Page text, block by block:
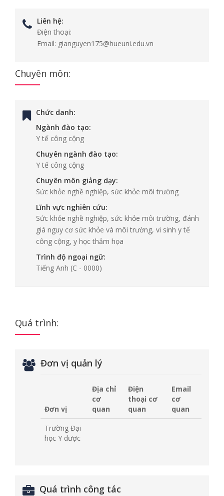
Liên hệ:
Điện thoại:
Email: gianguyen175@hueuni.edu.vn
Chuyên môn:
Chức danh:
Ngành đào tạo:
Y tế công cộng
Chuyên ngành đào tạo:
Y tế công cộng
Chuyên môn giảng dạy:
Sức khỏe nghề nghiệp, sức khỏe môi trường
Lĩnh vực nghiên cứu:
Sức khỏe nghề nghiệp, sức khỏe môi trường, đánh
giá nguy cơ sức khỏe và môi trường, vi sinh y tế
công cộng, y học thảm họa
Trình độ ngoại ngữ:
Tiếng Anh (C - 0000)
Quá trình:
Đơn vị quản lý
Đơn vị
Địa chỉ
cơ
quan
Điện
thoại cơ
quan
Email
cơ
quan
Trường Đại
học Y dược
Quá trình công tác